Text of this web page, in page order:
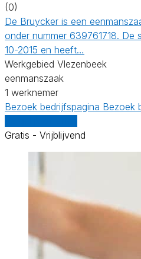
(0)
De Bruycker is een
onder nummer 639761718. De
10-2015 en heeft…
Werkgebied Vlezenbeek
eenmanszaak
1 werknemer
Bezoek bedrijfspagina Bezoek
Gratis - Vrijblijvend